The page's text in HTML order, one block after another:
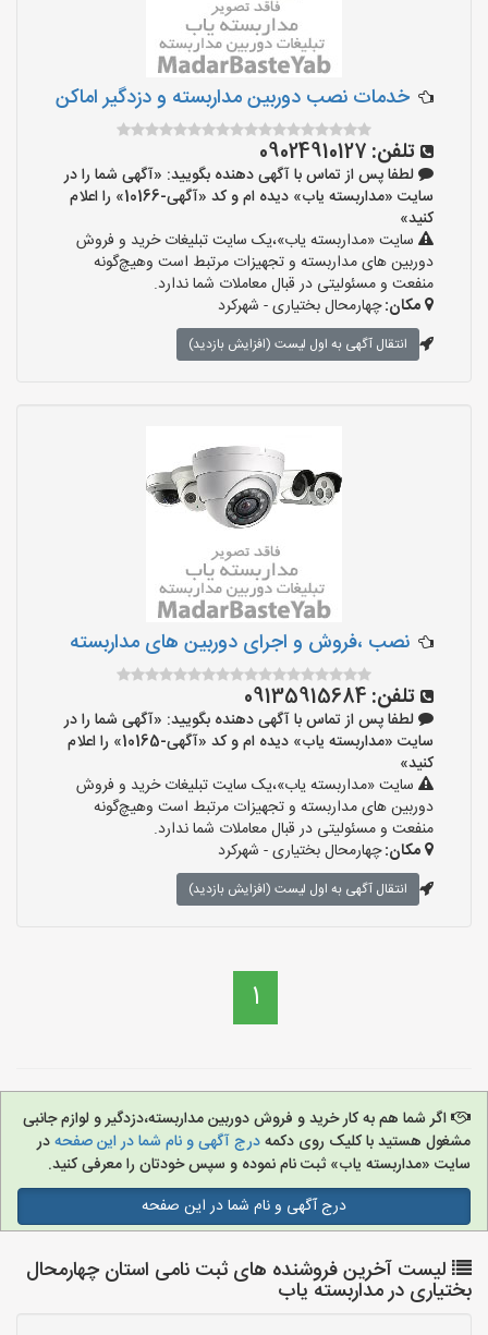
خدمات نصب دوربین مداربسته و دزدگیر اماکن
تلفن: 09024910127
لطفا پس از تماس با آگهی دهنده بگویید: «آگهی شما را در
سایت «مداربسته یاب» دیده ام و کد «آگهی-10166» را اعلام
کنید»
سایت «مداربسته یاب»،یک سایت تبلیغات خرید و فروش
دوربین های مداربسته و تجهیزات مرتبط است وهیچ‌گونه
منفعت و مسئولیتی در قبال معاملات شما ندارد.
مکان:چهارمحال بختیاری - شهرکرد
انتقال آگهی به اول لیست (افزایش بازدید)
نصب ،فروش و اجرای دوربین های مداربسته
تلفن: 09135915684
لطفا پس از تماس با آگهی دهنده بگویید: «آگهی شما را در
سایت «مداربسته یاب» دیده ام و کد «آگهی-10165» را اعلام
کنید»
سایت «مداربسته یاب»،یک سایت تبلیغات خرید و فروش
دوربین های مداربسته و تجهیزات مرتبط است وهیچ‌گونه
منفعت و مسئولیتی در قبال معاملات شما ندارد.
مکان:چهارمحال بختیاری - شهرکرد
انتقال آگهی به اول لیست (افزایش بازدید)
1
اگر شما هم به کار خرید و فروش دوربین مداربسته،دزدگیر و لوازم جانبی
مشغول هستید با کلیک روی دکمهدرج آگهی و نام شما در این صفحهدر
سایت «مداربسته یاب» ثبت نام نموده و سپس خودتان را معرفی کنید.
درج آگهی و نام شما در این صفحه
لیست آخرین فروشنده های ثبت نامی استان چهارمحال
بختیاری در مداربسته یاب